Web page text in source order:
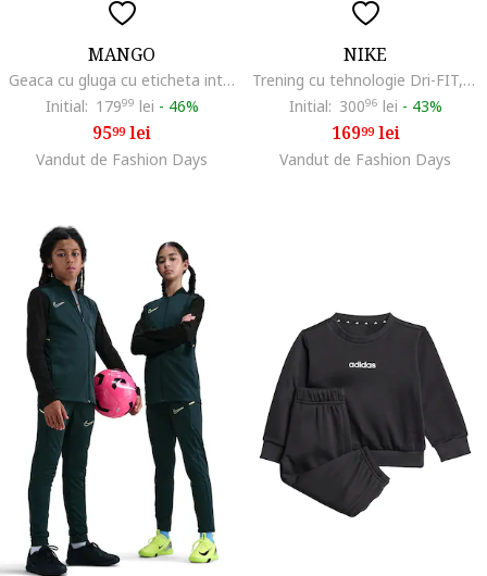
MANGO
Geaca cu gluga cu eticheta interioara pentru nume, Gri carbune
Initial: 17999 lei - 46%
9599lei
Vandut de Fashion Days
NIKE
Trening cu tehnologie Dri-FIT, pentru fotbal Academy, Albastru royal/Bleumarin
Initial: 30096 lei - 43%
16999lei
Vandut de Fashion Days